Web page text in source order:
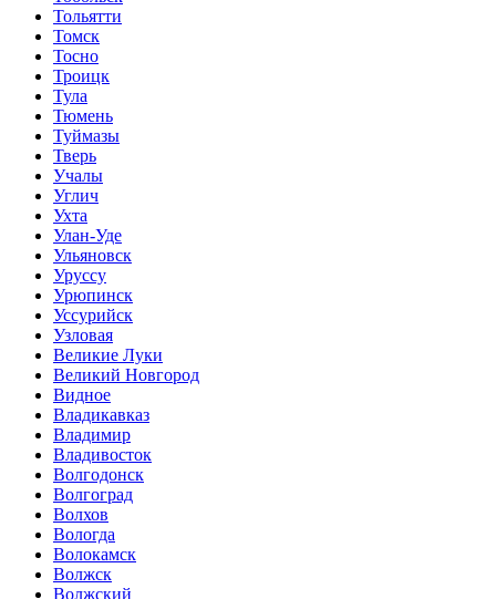
Тольятти
Томск
Тосно
Троицк
Тула
Тюмень
Туймазы
Тверь
Учалы
Углич
Ухта
Улан-Уде
Ульяновск
Уруссу
Урюпинск
Уссурийск
Узловая
Великие Луки
Великий Новгород
Видное
Владикавказ
Владимир
Владивосток
Волгодонск
Волгоград
Волхов
Вологда
Волокамск
Волжск
Волжский